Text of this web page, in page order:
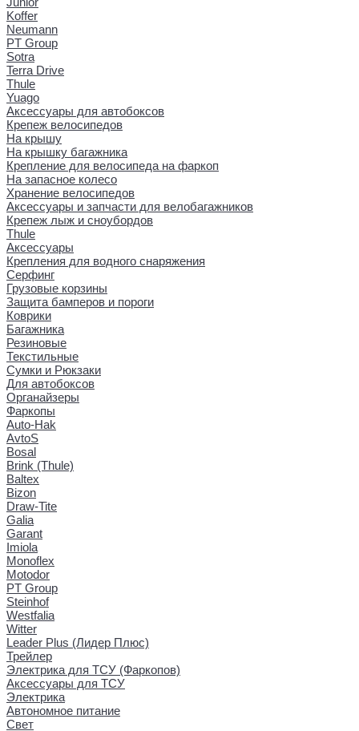
Koffer
Neumann
PT Group
Sotra
Terra Drive
Thule
Yuago
Аксессуары для автобоксов
Крепеж велосипедов
На крышу
На крышку багажника
Крепление для велосипеда на фаркоп
На запасное колесо
Хранение велосипедов
Аксессуары и запчасти для велобагажников
Крепеж лыж и сноубордов
Thule
Аксессуары
Крепления для водного снаряжения
Серфинг
Грузовые корзины
Защита бамперов и пороги
Коврики
Багажника
Резиновые
Текстильные
Сумки и Рюкзаки
Для автобоксов
Органайзеры
Фаркопы
Auto-Hak
AvtoS
Bosal
Brink (Thule)
Baltex
Bizon
Draw-Tite
Galia
Garant
Imiola
Monoflex
Motodor
PT Group
Steinhof
Westfalia
Witter
Leader Plus (Лидер Плюс)
Трейлер
Электрика для ТСУ (Фаркопов)
Аксессуары для ТСУ
Электрика
Автономное питание
Свет